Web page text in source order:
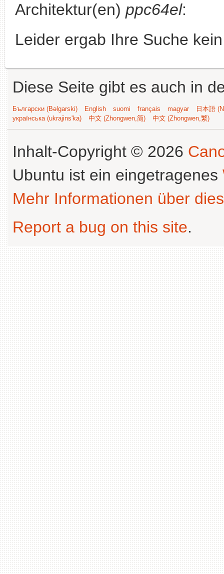
Architektur(en) ppc64el:
Leider ergab Ihre Suche
Diese Seite gibt es auch in
Български (Bəlgarski) English suomi français magyar
日本語
українська (ukrajins'ka)
中文 (Zhongwen,简) 中文 (Zhongwen,繁)
Inhalt-Copyright © 2026
Ubuntu ist ein eingetragenes
Mehr Informationen über
Report a bug on this site.